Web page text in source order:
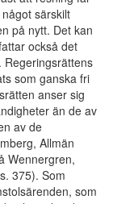
särskilt
på nytt. Det kan
också det
Regeringsrättens
som ganska fri
anser sig
än de av
av de
Allmän
Wennergren,
375). Som
som